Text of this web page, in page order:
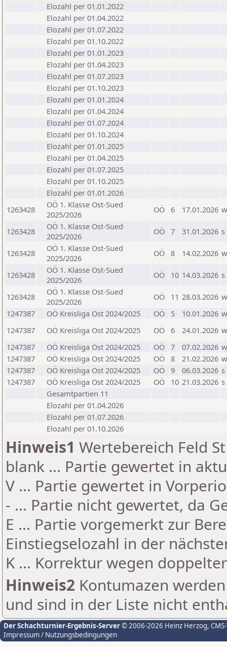
Elozahl per 01.01.2022
Elozahl per 01.04.2022
Elozahl per 01.07.2022
Elozahl per 01.10.2022
Elozahl per 01.01.2023
Elozahl per 01.04.2023
Elozahl per 01.07.2023
Elozahl per 01.10.2023
Elozahl per 01.01.2024
Elozahl per 01.04.2024
Elozahl per 01.07.2024
Elozahl per 01.10.2024
Elozahl per 01.01.2025
Elozahl per 01.04.2025
Elozahl per 01.07.2025
Elozahl per 01.10.2025
Elozahl per 01.01.2026
1263428
OÖ 1. Klasse Ost-Sued
2025/2026
OÖ 6 17.01.2026 w
1263428
OÖ 1. Klasse Ost-Sued
2025/2026
OÖ 7 31.01.2026 s
1263428
OÖ 1. Klasse Ost-Sued
2025/2026
OÖ 8 14.02.2026 w
1263428
OÖ 1. Klasse Ost-Sued
2025/2026
OÖ 10 14.03.2026 s
1263428
OÖ 1. Klasse Ost-Sued
2025/2026
OÖ 11 28.03.2026 w
1247387
OÖ Kreisliga Ost 2024/2025 OÖ 5 10.01.2026 w
1247387
OÖ Kreisliga Ost 2024/2025 OÖ 6 24.01.2026 w
1247387
OÖ Kreisliga Ost 2024/2025 OÖ 7 07.02.2026 w
1247387
OÖ Kreisliga Ost 2024/2025 OÖ 8 21.02.2026 w
1247387
OÖ Kreisliga Ost 2024/2025 OÖ 9 06.03.2026 s
1247387
OÖ Kreisliga Ost 2024/2025 OÖ 10 21.03.2026 s
Gesamtpartien 11
Elozahl per 01.04.2026
Elozahl per 01.07.2026
Elozahl per 01.10.2026
Hinweis1 Wertebereich Feld
blank ... Partie gewertet in
V ... Partie gewertet in
- ... Partie nicht gewertet, da
E ... Partie vorgemerkt zur
Einstiegselozahl in der
K ... Korrektur wegen
Hinweis2 Kontumazen
und sind in der Liste nicht
Der Schachturnier-Ergebnis-Server© 2006-2026 Heinz Herzog,
Impressum / Nutzungsbedingungen